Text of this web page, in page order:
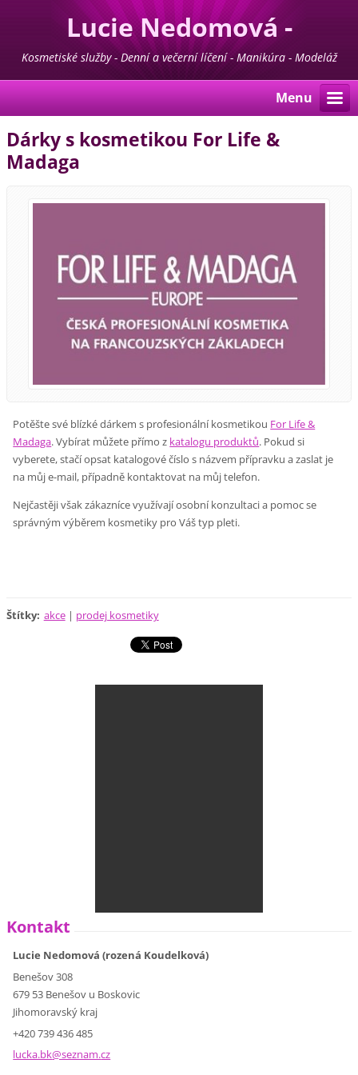
Lucie Nedomová -
Kosmetika - Manikúra -
Pedikúra
Kosmetiské služby - Denní a večerní líčení - Manikúra - Modeláž
nehtů - Pedikúra - Depilace - Prodej kosmetiky For Life & Madaga
Menu
Dárky s kosmetikou For Life &
Madaga
Potěšte své blízké dárkem s profesionální kosmetikou For Life &
Madaga. Vybírat můžete přímo z katalogu produktů. Pokud si
vyberete, stačí opsat katalogové číslo s názvem přípravku a zaslat je
na můj e-mail, případně kontaktovat na můj telefon.
Nejčastěji však zákazníce využívají osobní konzultaci a pomoc se
správným výběrem kosmetiky pro Váš typ pleti.
Štítky: akce | prodej kosmetiky
Kontakt
Lucie Nedomová (rozená Koudelková)
Benešov 308
679 53 Benešov u Boskovic
Jihomoravský kraj
+420 739 436 485
lucka.bk@seznam.cz